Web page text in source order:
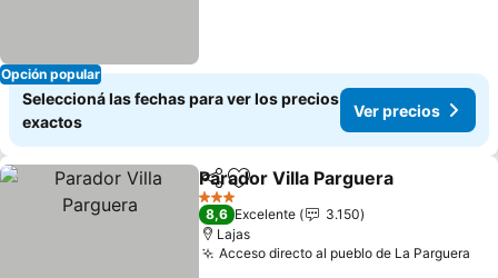
Opción popular
Seleccioná las fechas para ver los precios
exactos
Ver precios
CompartirAñadir a favoritos
Parador Villa Parguera
3 Estrellas
8,6 Excelente
3.150
Lajas
Acceso directo al pueblo de La Parguera